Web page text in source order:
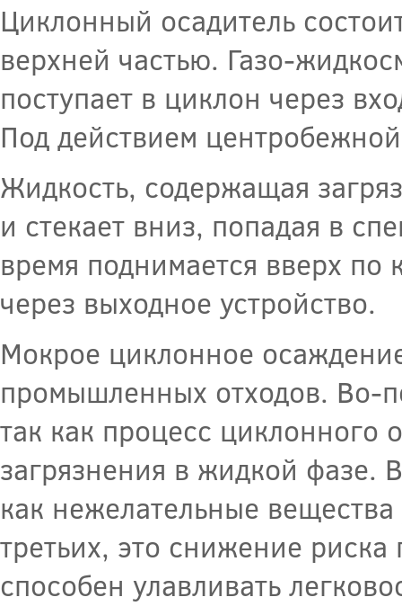
Циклонный осадитель
верхней частью. Газо-
поступает в циклон через
Под действием
Жидкость, содержащая
и стекает вниз, попадая в
время поднимается вверх по
через выходное устройство.
Мокрое циклонное
промышленных отходов. Во-
так как процесс циклонного
загрязнения в жидкой фазе.
как нежелательные
третьих, это снижение
способен улавливать